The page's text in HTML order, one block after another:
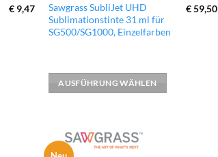
€ 9,47
Sawgrass SubliJet UHD
Sublimationstinte 31 ml für
SG500/SG1000, Einzelfarben
€59,50
AUSFÜHRUNG WÄHLEN
Dieses
Produkt
weist
auf.
können
auf